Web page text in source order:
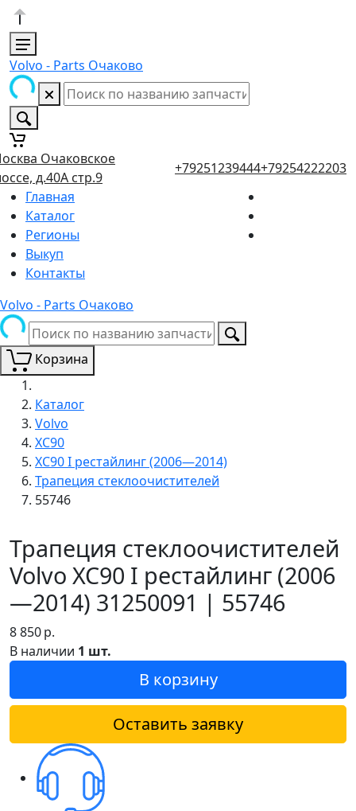
Volvo - Parts Очаково
Очаковское
д.40А стр.9
+79251239444+79254222203
Главная
Каталог
Регионы
Выкуп
Контакты
Volvo - Parts Очаково
Корзина
Каталог
Volvo
XC90
XC90 I рестайлинг (2006—2014)
Трапеция стеклоочистителей
55746
Трапеция стеклоочистителей
Volvo XC90 I рестайлинг (2006
—2014) 31250091 | 55746
8 850р.
В наличии 1 шт.
В корзину
Оставить заявку